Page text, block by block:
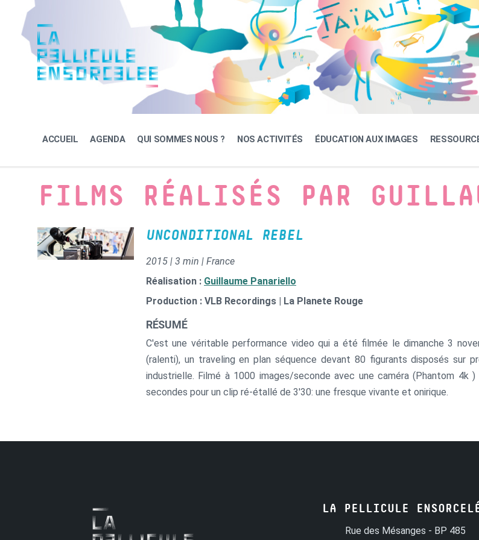
content
navigation
footer
ACCUEIL AGENDA QUI SOMMES NOUS ? NOS ACTIVITÉS ÉDUCATION AUX IMAGES
FILMS RÉALISÉS PAR
UNCONDITIONAL REBEL
2015 | 3 min | France
Réalisation : Guillaume Panariello
Production : VLB Recordings | La Planete Rouge
RÉSUMÉ
C'est une véritable performance video qui a été filmée le dimanche 3
(ralenti), un traveling en plan séquence devant 80 figurants disposés
industrielle. Filmé à 1000 images/seconde avec une caméra (Phantom
secondes pour un clip ré-étallé de 3'30: une fresque vivante et onirique.
LA PELLICULE
Rue des Mésanges - BP 485